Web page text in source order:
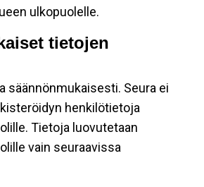
ulkopuolelle.
tietojen
säännönmukaisesti. Seura ei
henkilötietoja
Tietoja luovutetaan
vain seuraavissa